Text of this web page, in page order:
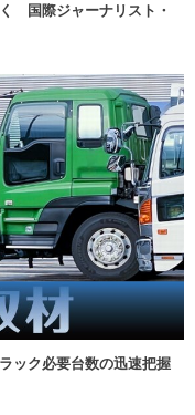
国際ジャーナリスト・
ック必要台数の迅速把握